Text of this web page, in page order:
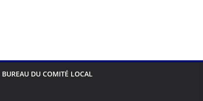
BUREAU DU COMITÉ LOCAL